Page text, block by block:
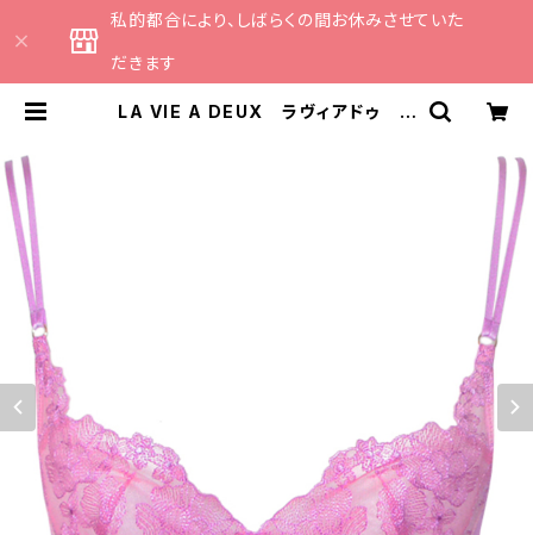
私的都合により、しばらくの間お休みさせていた
だきます
LA VIE A DEUX ラヴィアドゥ フ